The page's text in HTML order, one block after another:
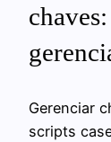
Gerenciar
scripts